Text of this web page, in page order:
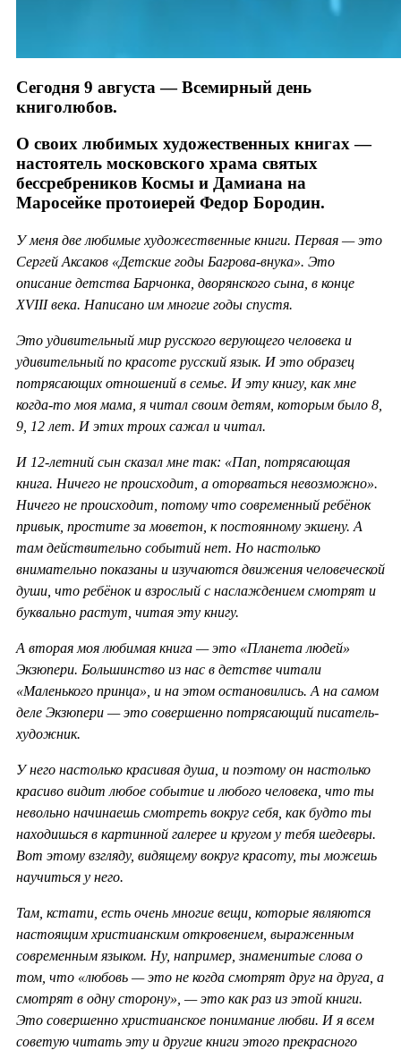
Сегодня 9 августа — Всемирный день
книголюбов.
О своих любимых художественных книгах —
настоятель московского храма святых
бессребреников Космы и Дамиана на
Маросейке протоиерей Федор Бородин.
У меня две любимые художественные книги. Первая — это
Сергей Аксаков «Детские годы Багрова-внука». Это
описание детства Барчонка, дворянского сына, в конце
XVIII века. Написано им многие годы спустя.
Это удивительный мир русского верующего человека и
удивительный по красоте русский язык. И это образец
потрясающих отношений в семье. И эту книгу, как мне
когда-то моя мама, я читал своим детям, которым было 8,
9, 12 лет. И этих троих сажал и читал.
И 12-летний сын сказал мне так: «Пап, потрясающая
книга. Ничего не происходит, а оторваться невозможно».
Ничего не происходит, потому что современный ребёнок
привык, простите за моветон, к постоянному экшену. А
там действительно событий нет. Но настолько
внимательно показаны и изучаются движения человеческой
души, что ребёнок и взрослый с наслаждением смотрят и
буквально растут, читая эту книгу.
А вторая моя любимая книга — это «Планета людей»
Экзюпери. Большинство из нас в детстве читали
«Маленького принца», и на этом остановились. А на самом
деле Экзюпери — это совершенно потрясающий писатель-
художник.
У него настолько красивая душа, и поэтому он настолько
красиво видит любое событие и любого человека, что ты
невольно начинаешь смотреть вокруг себя, как будто ты
находишься в картинной галерее и кругом у тебя шедевры.
Вот этому взгляду, видящему вокруг красоту, ты можешь
научиться у него.
Там, кстати, есть очень многие вещи, которые являются
настоящим христианским откровением, выраженным
современным языком. Ну, например, знаменитые слова о
том, что «любовь — это не когда смотрят друг на друга, а
смотрят в одну сторону», — это как раз из этой книги.
Это совершенно христианское понимание любви. И я всем
советую читать эту и другие книги этого прекрасного